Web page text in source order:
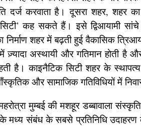
दर्ज करवाता है। दूसरा शहर, शहर
कह सकते हैं। इसे द्विआयामी
शहर में बढ़ती हुई वैकासिक
ज़्यादा अस्थायी और गतिमान होती है
है। काइनैटिक सिटी शहर के
और सामाजिक गतिविधियों में
मुम्बई की मशहूर डब्बावाला
मध्य संबंध के सबसे प्रतिनिधि